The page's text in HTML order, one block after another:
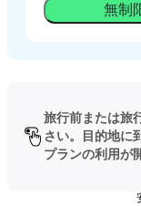
無制
旅行前または旅
さい。目的地に
プランの利用が